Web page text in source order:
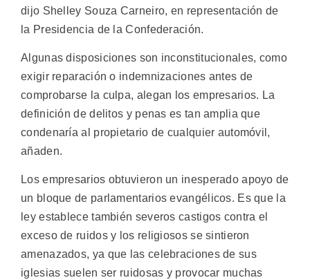
dijo Shelley Souza Carneiro, en representación de
la Presidencia de la Confederación.
Algunas disposiciones son inconstitucionales, como
exigir reparación o indemnizaciones antes de
comprobarse la culpa, alegan los empresarios. La
definición de delitos y penas es tan amplia que
condenaría al propietario de cualquier automóvil,
añaden.
Los empresarios obtuvieron un inesperado apoyo de
un bloque de parlamentarios evangélicos. Es que la
ley establece también severos castigos contra el
exceso de ruidos y los religiosos se sintieron
amenazados, ya que las celebraciones de sus
iglesias suelen ser ruidosas y provocar muchas